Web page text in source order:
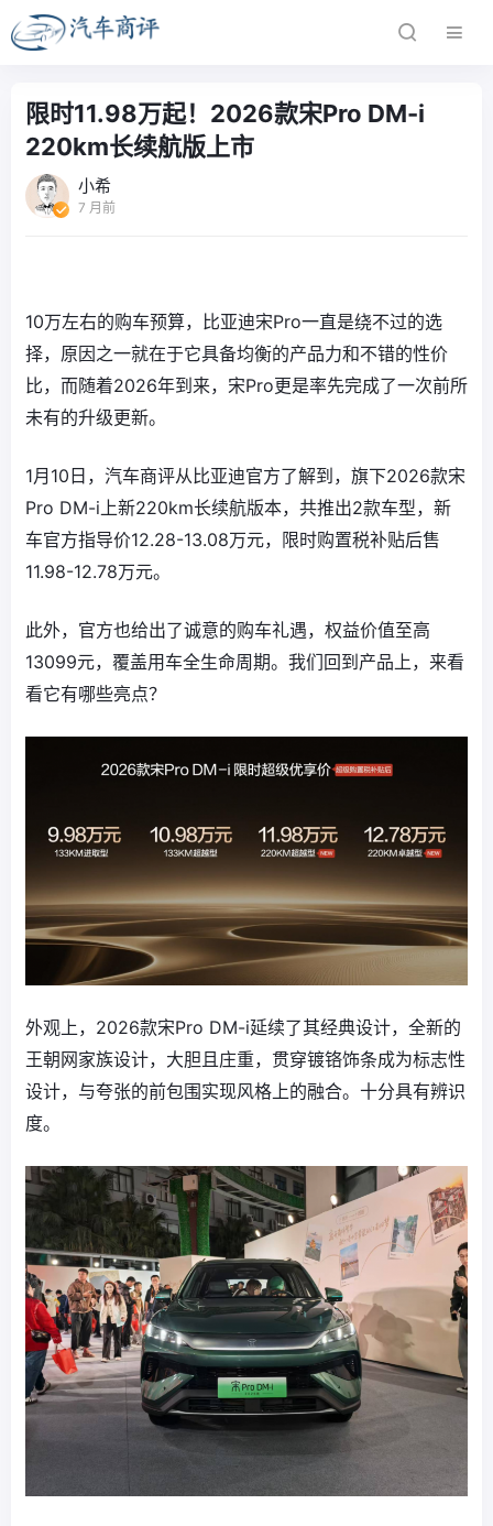
限时11.98万起！2026款宋Pro DM-i
220km长续航版上市
小希
7 月前
10万左右的购车预算，比亚迪宋Pro一直是绕不过的选
择，原因之一就在于它具备均衡的产品力和不错的性价
比，而随着2026年到来，宋Pro更是率先完成了一次前所
未有的升级更新。
1月10日，汽车商评从比亚迪官方了解到，旗下2026款宋
Pro DM-i上新220km长续航版本，共推出2款车型，新
车官方指导价12.28-13.08万元，限时购置税补贴后售
11.98-12.78万元。
此外，官方也给出了诚意的购车礼遇，权益价值至高
13099元，覆盖用车全生命周期。我们回到产品上，来看
看它有哪些亮点？
外观上，2026款宋Pro DM-i延续了其经典设计，全新的
王朝网家族设计，大胆且庄重，贯穿镀铬饰条成为标志性
设计，与夸张的前包围实现风格上的融合。十分具有辨识
度。